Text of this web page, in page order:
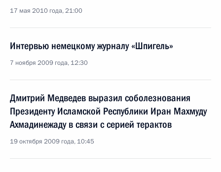
17 мая 2010 года, 21:00
Интервью немецкому журналу «Шпигель»
7 ноября 2009 года, 12:30
Дмитрий Медведев выразил соболезнования
Президенту Исламской Республики Иран Махмуду
Ахмадинежаду в связи с серией терактов
19 октября 2009 года, 10:45